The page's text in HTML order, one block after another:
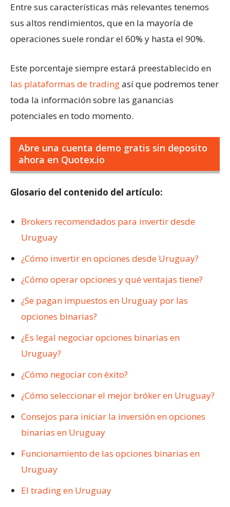
Entre sus características más relevantes tenemos
sus altos rendimientos, que en la mayoría de
operaciones suele rondar el 60% y hasta el 90%.
Este porcentaje siempre estará preestablecido en
las plataformas de tradingasí que podremos tener
toda la información sobre las ganancias
potenciales en todo momento.
Abre una cuenta demo gratis sin deposito
ahora en Quotex.io
Glosario del contenido del artículo:
Brokers recomendados para invertir desde
Uruguay
¿Cómo invertir en opciones desde Uruguay?
¿Cómo operar opciones y qué ventajas tiene?
¿Se pagan impuestos en Uruguay por las
opciones binarias?
¿Es legal negociar opciones binarias en
Uruguay?
¿Cómo negociar con éxito?
¿Cómo seleccionar el mejor bróker en Uruguay?
Consejos para iniciar la inversión en opciones
binarias en Uruguay
Funcionamiento de las opciones binarias en
Uruguay
El trading en Uruguay